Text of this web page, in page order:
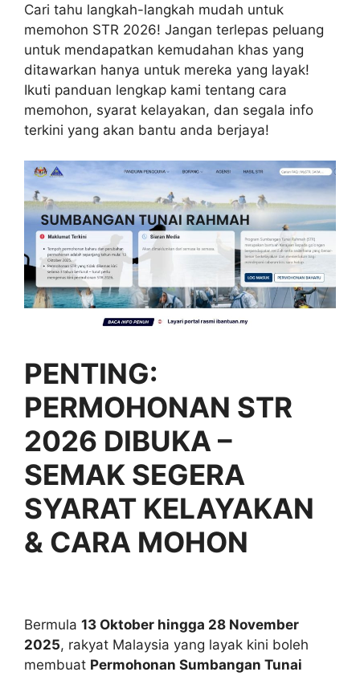
Cari tahu langkah-langkah mudah untuk
memohon STR 2026! Jangan terlepas peluang
untuk mendapatkan kemudahan khas yang
ditawarkan hanya untuk mereka yang layak!
Ikuti panduan lengkap kami tentang cara
memohon, syarat kelayakan, dan segala info
terkini yang akan bantu anda berjaya!
PENTING:
PERMOHONAN STR
2026 DIBUKA –
SEMAK SEGERA
SYARAT KELAYAKAN
& CARA MOHON
Bermula 13 Oktober hingga 28 November
2025, rakyat Malaysia yang layak kini boleh
membuat Permohonan Sumbangan Tunai